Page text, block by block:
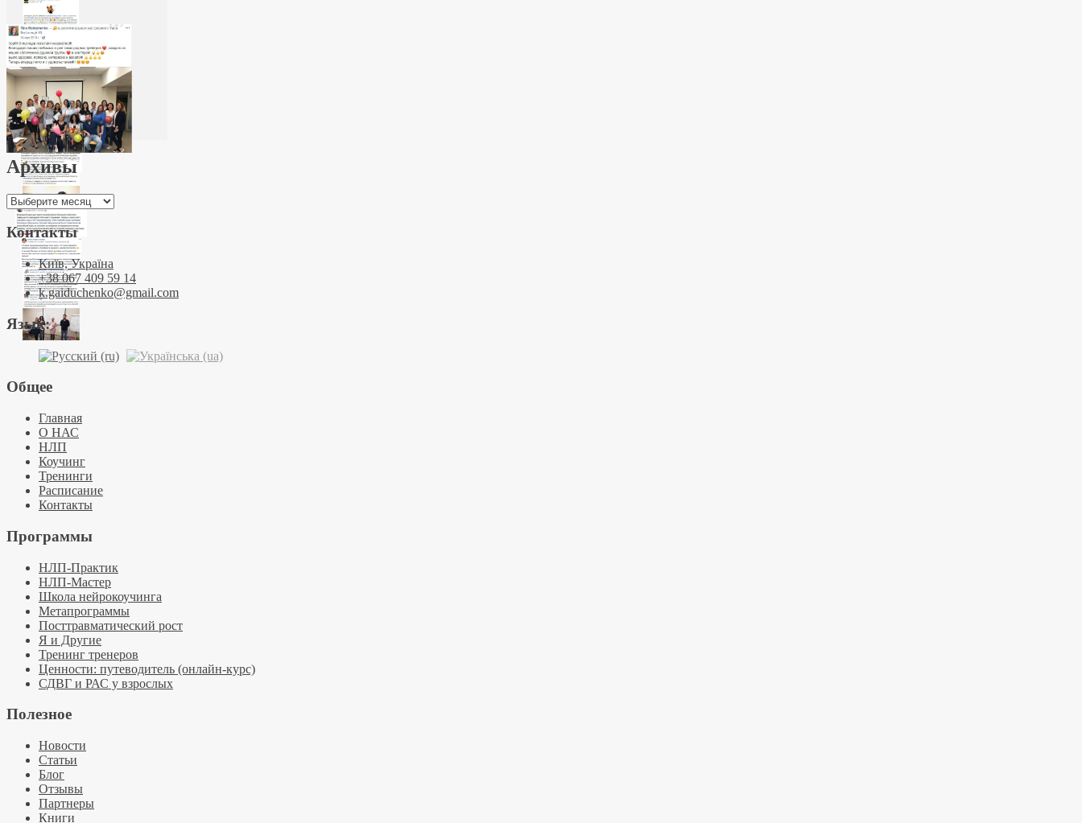
Архивы
Архивы
Контакты
Київ, Україна
+38 067 409 59 14
k.gaiduchenko@gmail.com
Язык:
Общее
Главная
О НАС
НЛП
Коучинг
Тренинги
Расписание
Контакты
Программы
НЛП-Практик
НЛП-Мастер
Школа нейрокоучинга
Метапрограммы
Посттравматический рост
Я и Другие
Тренинг тренеров
Ценности: путеводитель (онлайн-курс)
СДВГ и РАС у взрослых
Полезное
Новости
Статьи
Блог
Отзывы
Партнеры
Книги